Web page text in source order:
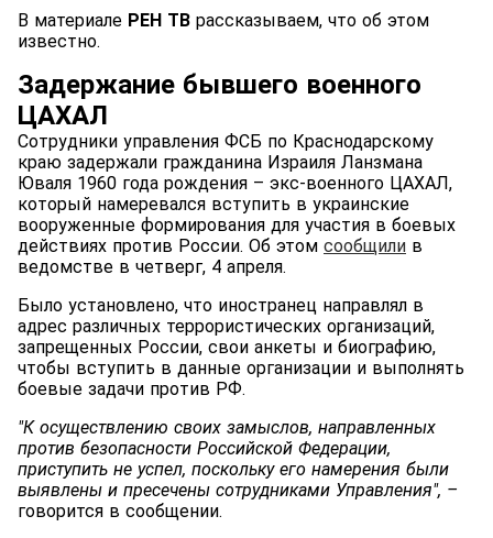
В материале РЕН ТВ рассказываем, что об этом
известно.
Задержание бывшего военного
ЦАХАЛ
Сотрудники управления ФСБ по Краснодарскому
краю задержали гражданина Израиля Ланзмана
Юваля 1960 года рождения – экс-военного ЦАХАЛ,
который намеревался вступить в украинские
вооруженные формирования для участия в боевых
действиях против России. Об этом сообщили в
ведомстве в четверг, 4 апреля.
Было установлено, что иностранец направлял в
адрес различных террористических организаций,
запрещенных России, свои анкеты и биографию,
чтобы вступить в данные организации и выполнять
боевые задачи против РФ.
"К осуществлению своих замыслов, направленных
против безопасности Российской Федерации,
приступить не успел, поскольку его намерения были
выявлены и пресечены сотрудниками Управления", –
говорится в сообщении.